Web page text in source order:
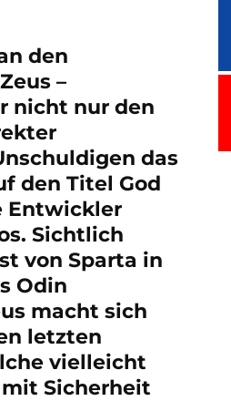
den
–
nicht nur den
das
den Titel God
Entwickler
Sichtlich
von Sparta in
Odin
macht sich
letzten
vielleicht
Sicherheit